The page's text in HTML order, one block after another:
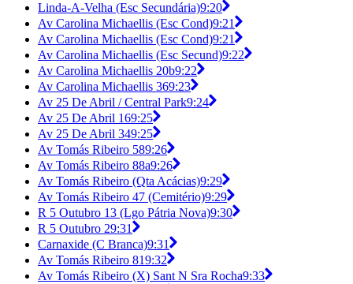
Linda-A-Velha (Esc Secundária)9:20
Av Carolina Michaellis (Esc Cond)9:21
Av Carolina Michaellis (Esc Cond)9:21
Av Carolina Michaellis (Esc Secund)9:22
Av Carolina Michaellis 20b9:22
Av Carolina Michaellis 369:23
Av 25 De Abril / Central Park9:24
Av 25 De Abril 169:25
Av 25 De Abril 349:25
Av Tomás Ribeiro 589:26
Av Tomás Ribeiro 88a9:26
Av Tomás Ribeiro (Qta Acácias)9:29
Av Tomás Ribeiro 47 (Cemitério)9:29
R 5 Outubro 13 (Lgo Pátria Nova)9:30
R 5 Outubro 29:31
Carnaxide (C Branca)9:31
Av Tomás Ribeiro 819:32
Av Tomás Ribeiro (X) Sant N Sra Rocha9:33